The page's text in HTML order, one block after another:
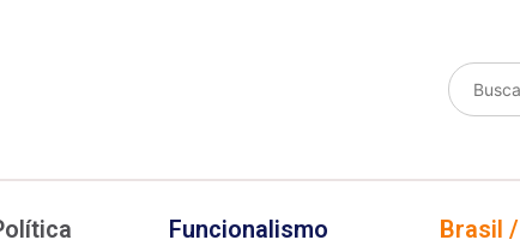
Funcionalismo Brasil